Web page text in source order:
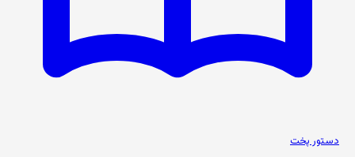
دستور پخت